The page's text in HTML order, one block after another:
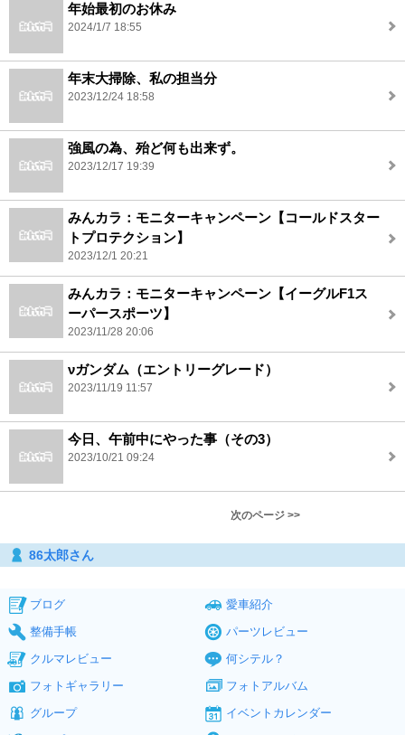
年始最初のお休み
2024/1/7 18:55
年末大掃除、私の担当分
2023/12/24 18:58
強風の為、殆ど何も出来ず。
2023/12/17 19:39
みんカラ：モニターキャンペーン【コールドスター
トプロテクション】
2023/12/1 20:21
みんカラ：モニターキャンペーン【イーグルF1ス
ーパースポーツ】
2023/11/28 20:06
νガンダム（エントリーグレード）
2023/11/19 11:57
今日、午前中にやった事（その3）
2023/10/21 09:24
次のページ >>
86太郎さん
ブログ
愛車紹介
整備手帳
パーツレビュー
クルマレビュー
何シテル？
フォトギャラリー
フォトアルバム
グループ
イベントカレンダー